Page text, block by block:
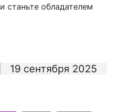
и станьте обладателем
19 сентября 2025